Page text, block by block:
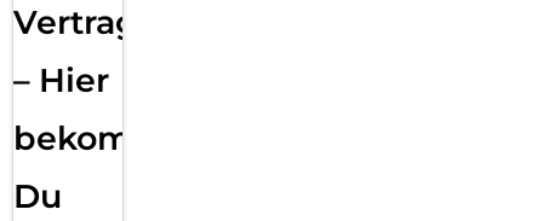
Vertragsabwicklung
– Hier
bekommst
Du